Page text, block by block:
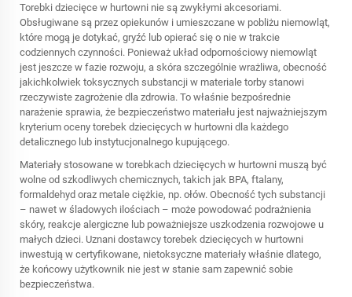
Torebki dziecięce w hurtowni nie są zwykłymi akcesoriami.
Obsługiwane są przez opiekunów i umieszczane w pobliżu niemowląt,
które mogą je dotykać, gryźć lub opierać się o nie w trakcie
codziennych czynności. Ponieważ układ odpornościowy niemowląt
jest jeszcze w fazie rozwoju, a skóra szczególnie wrażliwa, obecność
jakichkolwiek toksycznych substancji w materiale torby stanowi
rzeczywiste zagrożenie dla zdrowia. To właśnie bezpośrednie
narażenie sprawia, że bezpieczeństwo materiału jest najważniejszym
kryterium oceny torebek dziecięcych w hurtowni dla każdego
detalicznego lub instytucjonalnego kupującego.
Materiały stosowane w torebkach dziecięcych w hurtowni muszą być
wolne od szkodliwych chemicznych, takich jak BPA, ftalany,
formaldehyd oraz metale ciężkie, np. ołów. Obecność tych substancji
– nawet w śladowych ilościach – może powodować podrażnienia
skóry, reakcje alergiczne lub poważniejsze uszkodzenia rozwojowe u
małych dzieci. Uznani dostawcy torebek dziecięcych w hurtowni
inwestują w certyfikowane, nietoksyczne materiały właśnie dlatego,
że końcowy użytkownik nie jest w stanie sam zapewnić sobie
bezpieczeństwa.